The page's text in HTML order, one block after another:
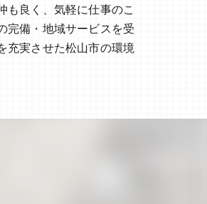
も良く、気軽に仕事のこ
完備・地域サービスを受
充実させた松山市の環境